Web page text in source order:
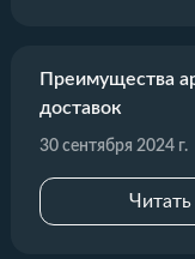
Преимущества
доставок
30 сентября 2024 г.